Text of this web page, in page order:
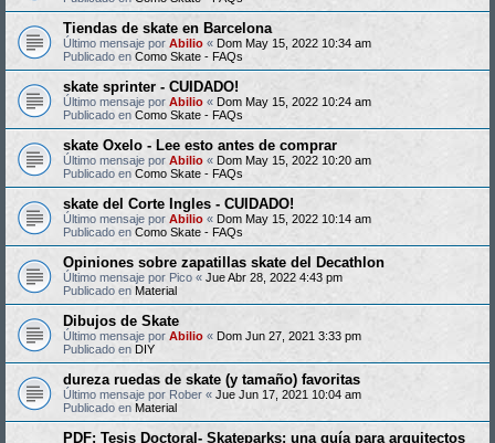
Tiendas de skate en Barcelona
Último mensaje por Abilio « Dom May 15, 2022 10:34 am
Publicado en Como Skate - FAQs
skate sprinter - CUIDADO!
Último mensaje por Abilio « Dom May 15, 2022 10:24 am
Publicado en Como Skate - FAQs
skate Oxelo - Lee esto antes de comprar
Último mensaje por Abilio « Dom May 15, 2022 10:20 am
Publicado en Como Skate - FAQs
skate del Corte Ingles - CUIDADO!
Último mensaje por Abilio « Dom May 15, 2022 10:14 am
Publicado en Como Skate - FAQs
Opiniones sobre zapatillas skate del Decathlon
Último mensaje por Pico « Jue Abr 28, 2022 4:43 pm
Publicado en Material
Dibujos de Skate
Último mensaje por Abilio « Dom Jun 27, 2021 3:33 pm
Publicado en DIY
dureza ruedas de skate (y tamaño) favoritas
Último mensaje por Rober « Jue Jun 17, 2021 10:04 am
Publicado en Material
PDF: Tesis Doctoral- Skateparks: una guía para arquitectos